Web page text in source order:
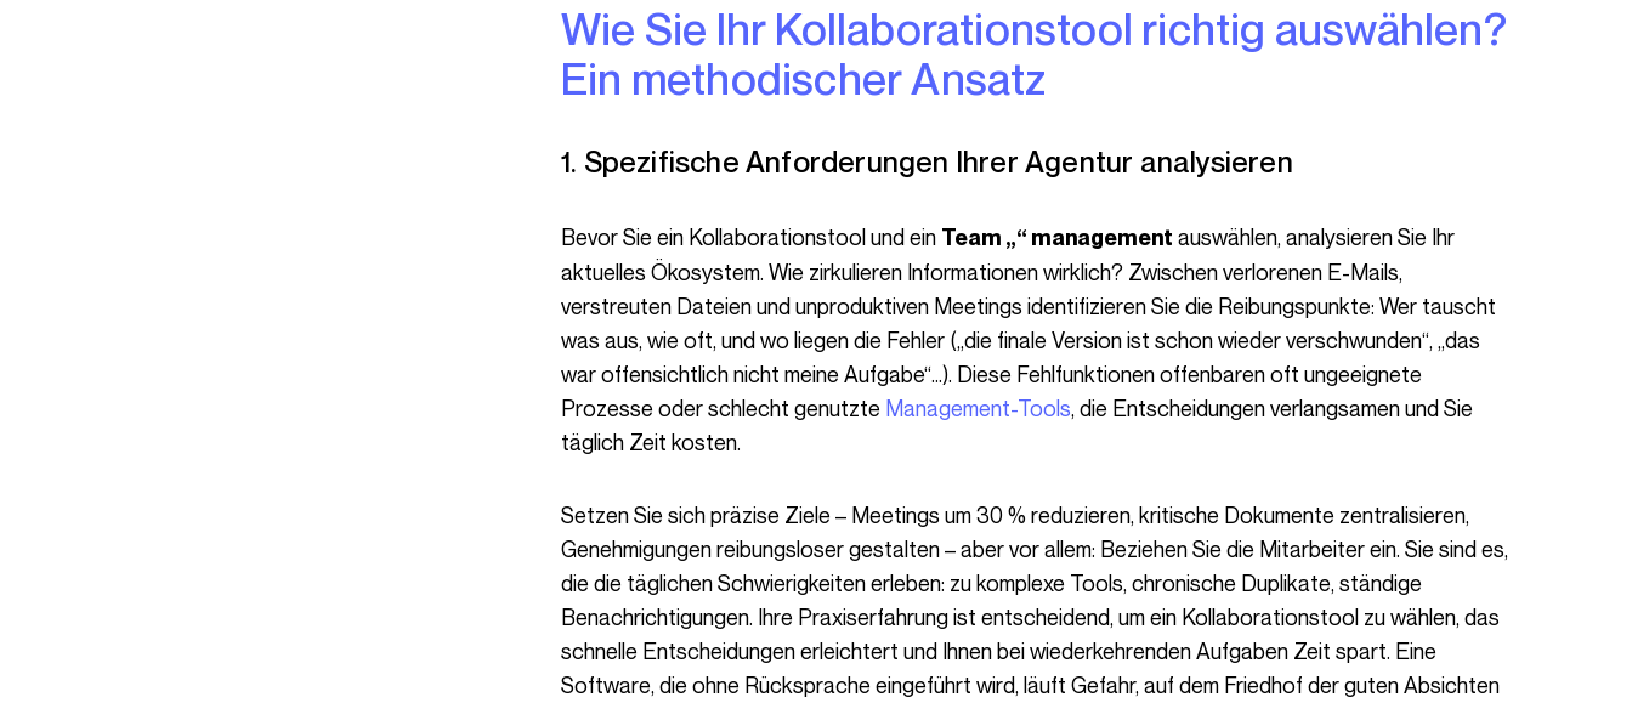
Wie Sie Ihr Kollaborationstool richtig auswählen?
Ein methodischer Ansatz
1. Spezifische Anforderungen Ihrer Agentur analysieren
Bevor Sie ein Kollaborationstool und ein Team „“ management auswählen, analysieren Sie Ihr
aktuelles Ökosystem. Wie zirkulieren Informationen wirklich? Zwischen verlorenen E-Mails,
verstreuten Dateien und unproduktiven Meetings identifizieren Sie die Reibungspunkte: Wer tauscht
was aus, wie oft, und wo liegen die Fehler („die finale Version ist schon wieder verschwunden“, „das
war offensichtlich nicht meine Aufgabe“…). Diese Fehlfunktionen offenbaren oft ungeeignete
Prozesse oder schlecht genutzte Management-Tools, die Entscheidungen verlangsamen und Sie
täglich Zeit kosten.
Setzen Sie sich präzise Ziele – Meetings um 30 % reduzieren, kritische Dokumente zentralisieren,
Genehmigungen reibungsloser gestalten – aber vor allem: Beziehen Sie die Mitarbeiter ein. Sie sind es,
die die täglichen Schwierigkeiten erleben: zu komplexe Tools, chronische Duplikate, ständige
Benachrichtigungen. Ihre Praxiserfahrung ist entscheidend, um ein Kollaborationstool zu wählen, das
schnelle Entscheidungen erleichtert und Ihnen bei wiederkehrenden Aufgaben Zeit spart. Eine
Software, die ohne Rücksprache eingeführt wird, läuft Gefahr, auf dem Friedhof der guten Absichten